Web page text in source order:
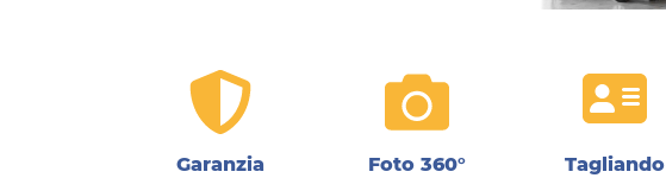
Garanzia Foto 360° Tagliando